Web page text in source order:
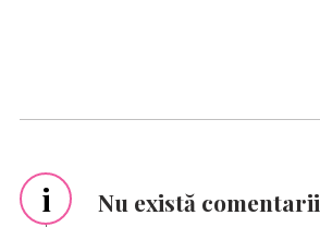
i Nu există comentarii